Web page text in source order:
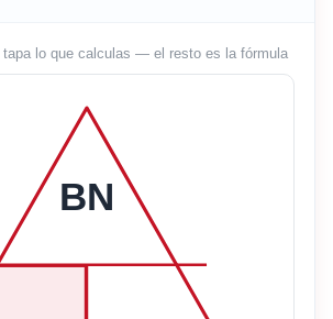
tapa lo que calculas — el resto es la fórmula
BN